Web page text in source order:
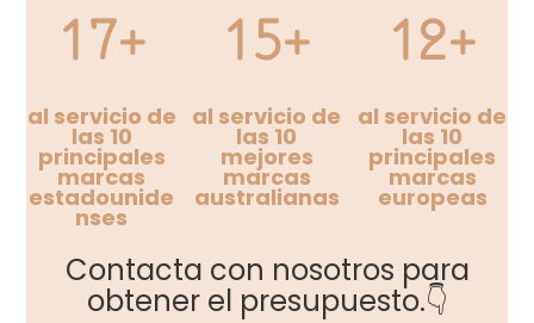
17+
al servicio de
las 10
principales
marcas
estadounide
nses
15+
al servicio de
las 10
mejores
marcas
australianas
12+
al servicio de
las 10
principales
marcas
europeas
Contacta con nosotros para
obtener el presupuesto.👇